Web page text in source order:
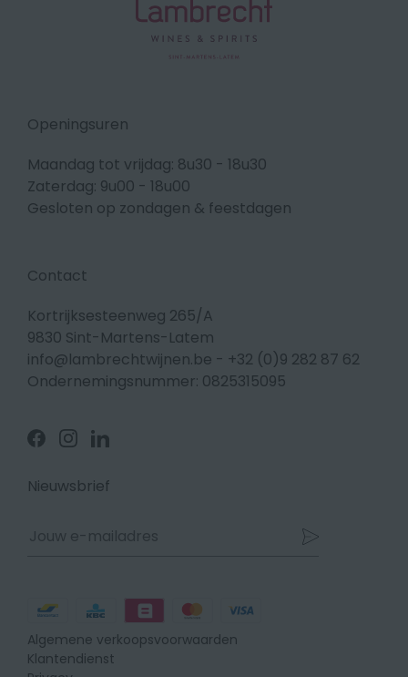
Openingsuren
Maandag tot vrijdag: 8u30 - 18u30
Zaterdag: 9u00 - 18u00
Gesloten op zondagen & feestdagen
Contact
Kortrijksesteenweg 265/A
9830 Sint-Martens-Latem
info@lambrechtwijnen.be - +32 (0)9 282 87 62
Ondernemingsnummer: 0825315095
Volg
ons
Facebook
Volg
ons
Instagram
Volg
ons
Linkedin
Nieuwsbrief
Betaalmethodes
Algemene verkoopsvoorwaarden
Klantendienst